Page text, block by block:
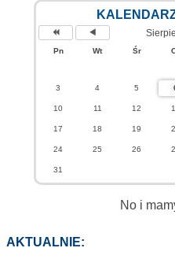
Pn Wt Śr
3 4 5
10 11 12
17 18 19
24 25 26
31
No i
AKTUALNIE: